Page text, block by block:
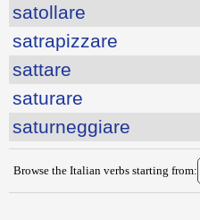
satollare
satrapizzare
sattare
saturare
saturneggiare
Browse the Italian verbs starting from: